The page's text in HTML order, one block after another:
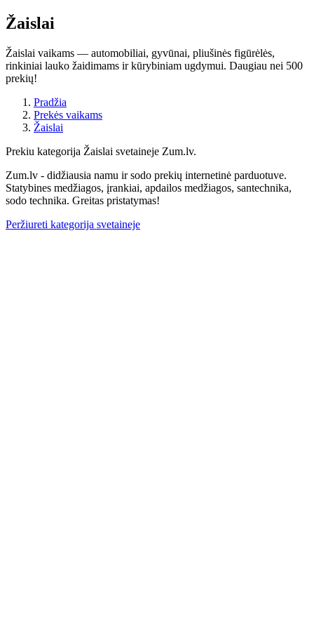
Žaislai
Žaislai vaikams — automobiliai, gyvūnai, pliušinės figūrėlės,
rinkiniai lauko žaidimams ir kūrybiniam ugdymui. Daugiau nei 500
prekių!
Pradžia
Prekės vaikams
Žaislai
Prekiu kategorija Žaislai svetaineje Zum.lv.
Zum.lv - didžiausia namu ir sodo prekių internetinė parduotuve.
Statybines medžiagos, įrankiai, apdailos medžiagos, santechnika,
sodo technika. Greitas pristatymas!
Peržiureti kategorija svetaineje